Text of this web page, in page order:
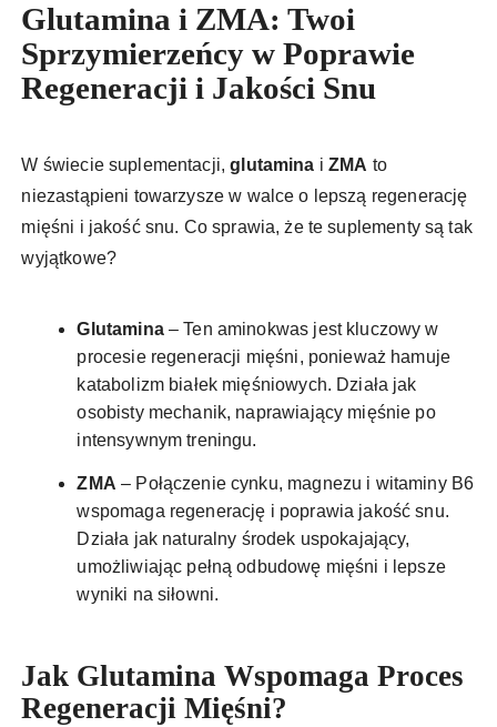
Glutamina i ZMA: Twoi
Sprzymierzeńcy w Poprawie
Regeneracji i Jakości Snu
W świecie suplementacji,glutamina iZMA to
niezastąpieni towarzysze w walce o lepszą regenerację
mięśni i jakość snu. Co sprawia, że te suplementy są tak
wyjątkowe?
Glutamina– Ten aminokwas jest kluczowy w
procesie regeneracji mięśni, ponieważ hamuje
katabolizm białek mięśniowych. Działa jak
osobisty mechanik, naprawiający mięśnie po
intensywnym treningu.
ZMA – Połączenie cynku, magnezu i witaminy B6
wspomaga regenerację i poprawia jakość snu.
Działa jak naturalny środek uspokajający,
umożliwiając pełną odbudowę mięśni i lepsze
wyniki na siłowni.
Jak Glutamina Wspomaga Proces
Regeneracji Mięśni?